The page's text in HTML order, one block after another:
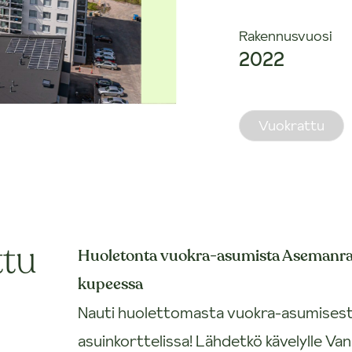
Rakennusvuosi
2022
Vuokrattu
Huoletonta vuokra-asumista
kupeessa
Nauti huolettomasta vuokra-
asuinkorttelissa! Lähdetkö kävelylle